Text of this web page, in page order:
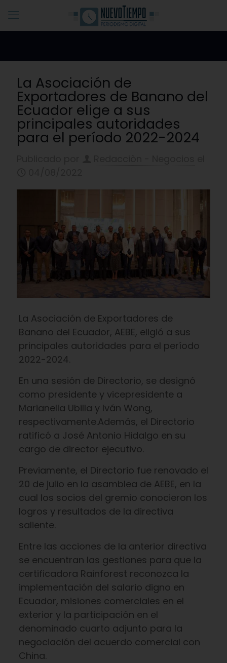
La Asociación de
Exportadores de Banano del
Ecuador elige a sus
principales autoridades
para el período 2022-2024
La Asociación de Exportadores de
Banano del Ecuador, AEBE, eligió a sus
principales autoridades para el período
2022-2024.
En una sesión de Directorio, se designó
como presidente y vicepresidente a
Marianella Ubilla y Iván Wong,
respectivamente.Además, el Directorio
ratificó a José Antonio Hidalgo en su
cargo de director ejecutivo.
Previamente, el Directorio fue renovado el
20 de julio en la asamblea de AEBE, en la
cual los socios del gremio conocieron los
logros y resultados de la directiva
saliente.
Entre las acciones de la anterior directiva
se encuentran las gestiones para que la
certificadora Rainforest reconozca la
implementación del salario digno en
Ecuador, misiones comerciales en el
exterior y la participación en el
denominado cuarto adjunto para la
negociación del acuerdo comercial con
China.